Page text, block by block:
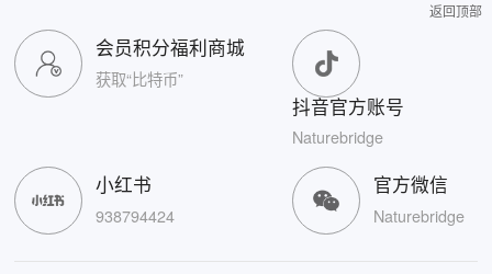
会员积分福利商城
获取“比特币”
抖音官方账号
Naturebridge
小红书
938794424
官方微信
Naturebridge
返回顶部